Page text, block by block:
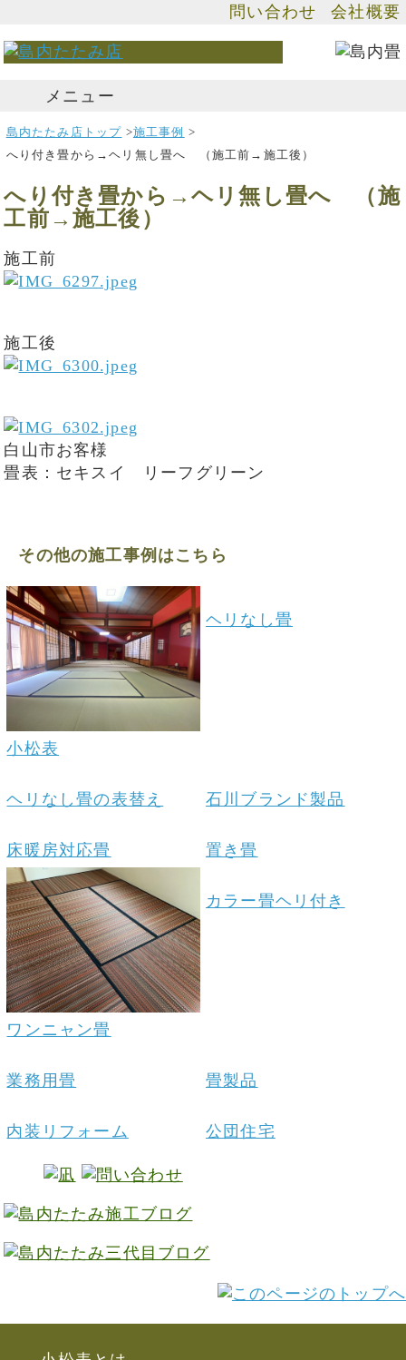
問い合わせ 会社概要
メニュー
島内たたみ店トップ >施工事例 >
へり付き畳から→ヘリ無し畳へ （施工前→施工後）
へり付き畳から→ヘリ無し畳へ （施
工前→施工後）
施工前
施工後
白山市お客様
畳表：セキスイ リーフグリーン
その他の施工事例はこちら
小松表
ヘリなし畳
ヘリなし畳の表替え 石川ブランド製品
床暖房対応畳 置き畳
ワンニャン畳
カラー畳ヘリ付き
業務用畳 畳製品
内装リフォーム 公団住宅